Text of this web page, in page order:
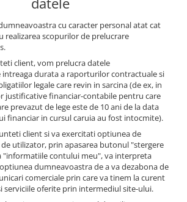
cu caracter personal atat cat
realizarea scopurilor de prelucrare
client, vom prelucra datele
durata a raporturilor contractuale si
legale care revin in sarcina (de ex, in
justificative financiar-contabile pentru care
prevazut de lege este de 10 ani de la data
financiar in cursul caruia au fost intocmite).
client si va exercitati optiunea de
utilizator, prin apasarea butonul "stergere
"informatiile contului meu", va interpreta
dumneavoastra de a va dezabona de
comerciale prin care va tinem la curent
serviciile oferite prin intermediul site-ului.